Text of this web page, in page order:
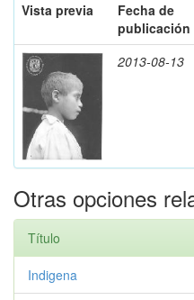
Vista previa
Fecha de
publicación
2013-08-13
Otras opciones
Título
Indigena